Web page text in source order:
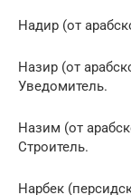
Надир (от
Назир (от
Уведомитель.
Назим (от
Строитель.
Нарбек